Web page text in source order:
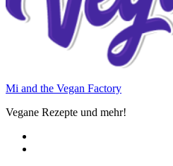
Mi and the Vegan Factory
Vegane Rezepte und mehr!